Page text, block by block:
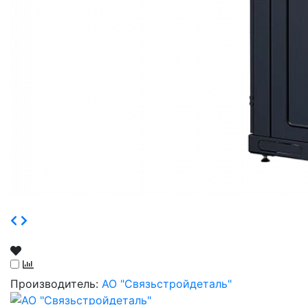
Производитель: АО "Связьстройдеталь"